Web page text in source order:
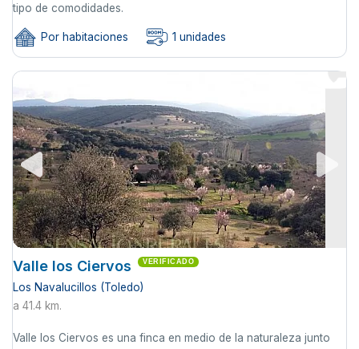
tipo de comodidades.
Por habitaciones 1 unidades
Valle los Ciervos VERIFICADO
Los Navalucillos (Toledo)
a 41.4 km.
Valle los Ciervos es una finca en medio de la naturaleza junto